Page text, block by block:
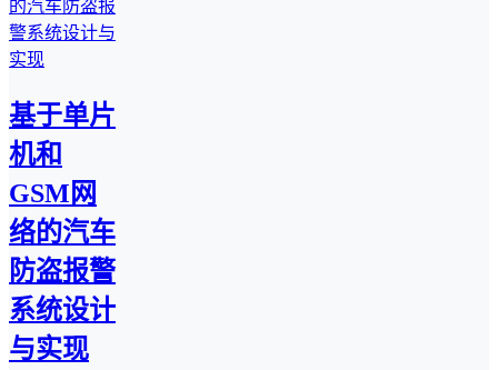
基于单片
机和
GSM网
络的汽车
防盗报警
系统设计
与实现